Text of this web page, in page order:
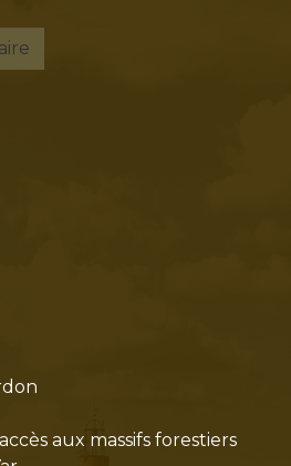
aux massifs forestiers